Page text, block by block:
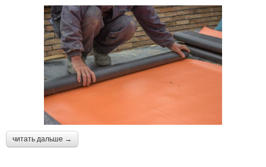
читать дальше →